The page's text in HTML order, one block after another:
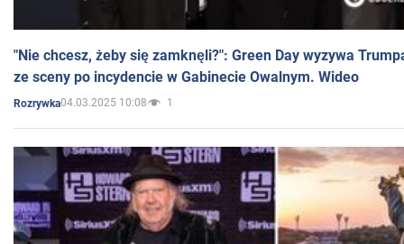
"Nie chcesz, żeby się zamknęli?": Green Day wyzywa
ze sceny po incydencie w Gabinecie Owalnym. Wideo
Rozrywka04.03.2025 10:08 1